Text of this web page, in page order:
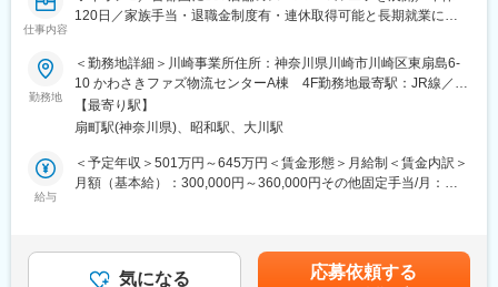
仕事内容
120日／家族手当・退職金制度有・連休取得可能と長期就業にも
当社は、親会社マルエツが運営するスーパー（マルエツ／マルエ
ツプチ／リンコスなど）向けに、生鮮・惣菜（中食）の加工・製
造を担うグループ中核企業です。
イオングループの安定基盤のもと、食品の安全・安定供給を支え
ています。
理・マネジメントを担っていただきます。精肉・鮮魚それぞれ1名
ずつ募集しています。
勤務地
＜勤務地詳細＞川崎事業所住所：神奈川県川崎市川崎区東扇島6‐
10 かわさきファズ物流センターA棟 4F勤務地最寄駅：JR線／川
崎駅受動喫煙対策：屋内全面禁煙変更の範囲：会社の定める事業
所
【最寄り駅】
扇町駅(神奈川県)、昭和駅、大川駅
給与
＜予定年収＞501万円～645万円＜賃金形態＞月給制＜賃金内訳＞
月額（基本給）：300,000円～360,000円その他固定手当/月：
回 賃金はあくまでも目安の金額であり、選考を通じて上下する
可能性があります。月給(月額)は固定手当を含めた表記です。
気になる 応募依頼する